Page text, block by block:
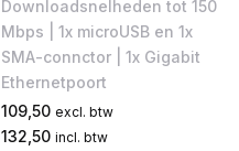
Downloadsnelheden tot 150
Mbps​ | 1x microUSB en 1x
SMA-connctor | 1x Gigabit
Ethernetpoort
109,50 excl. btw
132,50 incl. btw